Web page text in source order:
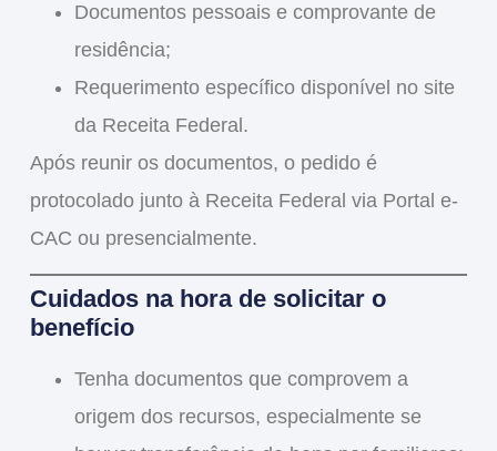
Documentos pessoais e comprovante de
residência;
Requerimento específico disponível no site
da Receita Federal.
Após reunir os documentos, o pedido é
protocolado junto à Receita Federal via Portal e-
CAC ou presencialmente.
Cuidados na hora de solicitar o
benefício
Tenha documentos que comprovem a
origem dos recursos, especialmente se